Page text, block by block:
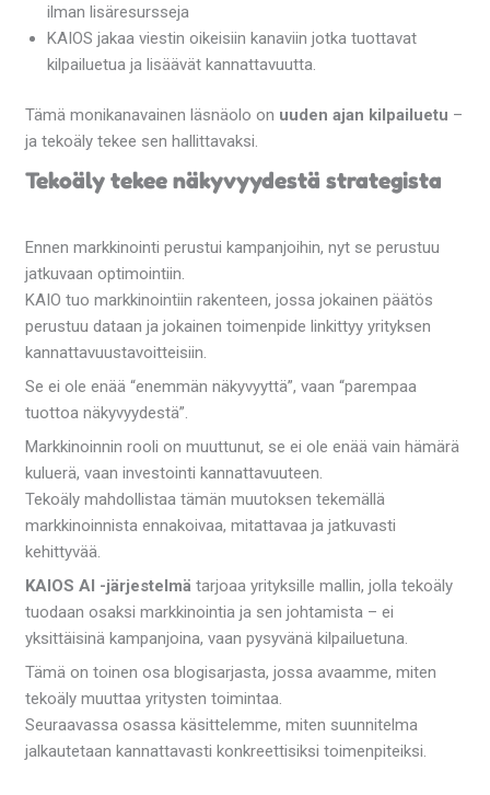
ilman lisäresursseja
KAIOS jakaa viestin oikeisiin kanaviin jotka tuottavat
kilpailuetua ja lisäävät kannattavuutta.
Tämä monikanavainen läsnäolo on uuden ajan kilpailuetu –
ja tekoäly tekee sen hallittavaksi.
Tekoäly tekee näkyvyydestä strategista
Ennen markkinointi perustui kampanjoihin, nyt se perustuu
jatkuvaan optimointiin.
KAIO tuo markkinointiin rakenteen, jossa jokainen päätös
perustuu dataan ja jokainen toimenpide linkittyy yrityksen
kannattavuustavoitteisiin.
Se ei ole enää “enemmän näkyvyyttä”, vaan “parempaa
tuottoa näkyvyydestä”.
Markkinoinnin rooli on muuttunut, se ei ole enää vain hämärä
kuluerä, vaan investointi kannattavuuteen.
Tekoäly mahdollistaa tämän muutoksen tekemällä
markkinoinnista ennakoivaa, mitattavaa ja jatkuvasti
kehittyvää.
KAIOS AI -järjestelmä tarjoaa yrityksille mallin, jolla tekoäly
tuodaan osaksi markkinointia ja sen johtamista – ei
yksittäisinä kampanjoina, vaan pysyvänä kilpailuetuna.
Tämä on toinen osa blogisarjasta, jossa avaamme, miten
tekoäly muuttaa yritysten toimintaa.
Seuraavassa osassa käsittelemme, miten suunnitelma
jalkautetaan kannattavasti konkreettisiksi toimenpiteiksi.